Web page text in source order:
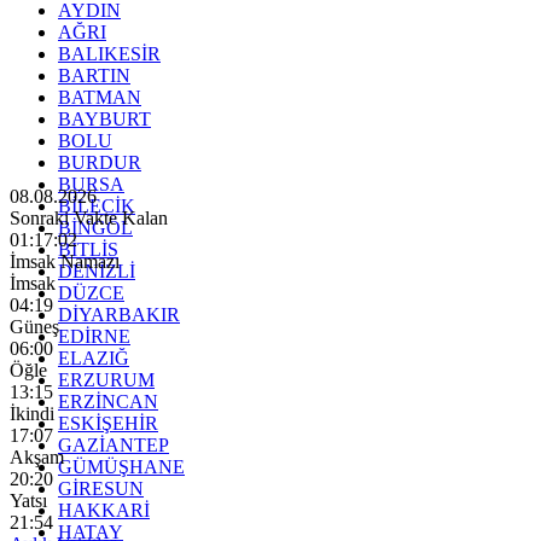
AYDIN
AĞRI
BALIKESİR
BARTIN
BATMAN
BAYBURT
BOLU
BURDUR
BURSA
BİLECİK
BİNGÖL
BİTLİS
DENİZLİ
DÜZCE
DİYARBAKIR
EDİRNE
ELAZIĞ
ERZURUM
ERZİNCAN
ESKİŞEHİR
GAZİANTEP
GÜMÜŞHANE
GİRESUN
HAKKARİ
HATAY
08.08.2026
Sonraki Vakte Kalan
01:17:00
İmsak Namazı
İmsak
04:19
Güneş
06:00
Öğle
13:15
İkindi
17:07
Akşam
20:20
Yatsı
21:54